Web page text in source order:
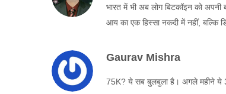
भारत में भी अब लोग बिटकॉइन को
आय का एक हिस्सा नकदी में नहीं, बल्कि
Gaurav Mishra
75K? ये सब बुलबुला है। अगले महीने ये